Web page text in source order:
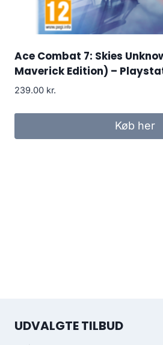
Ace Combat 7: Skies
Maverick Edition) –
239.00 kr.
Køb her
UDVALGTE TILBUD